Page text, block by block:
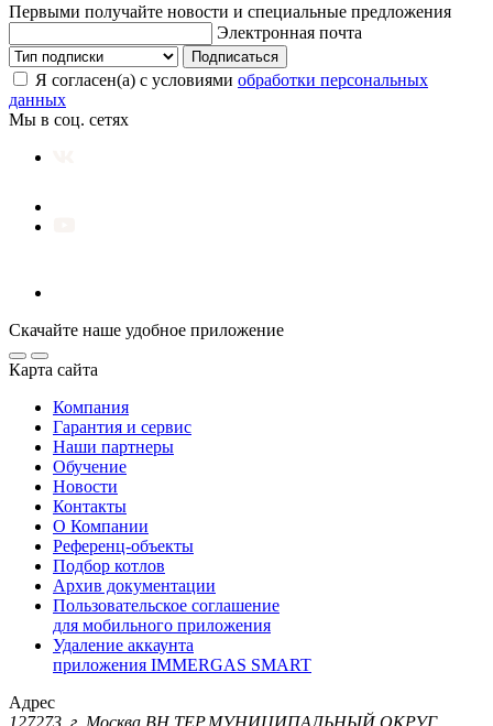
Первыми получайте новости и специальные предложения
Электронная почта
Подписаться
Я согласен(а) с условиями обработки персональных
данных
Мы в соц. сетях
Скачайте наше удобное приложение
Карта сайта
Компания
Гарантия и сервис
Наши партнеры
Обучение
Новости
Контакты
О Компании
Референц-объекты
Подбор котлов
Архив документации
Пользовательское соглашение
для мобильного приложения
Удаление аккаунта
приложения IMMERGAS SMART
Адрес
127273, г. Москва ВН.ТЕР.МУНИЦИПАЛЬНЫЙ ОКРУГ